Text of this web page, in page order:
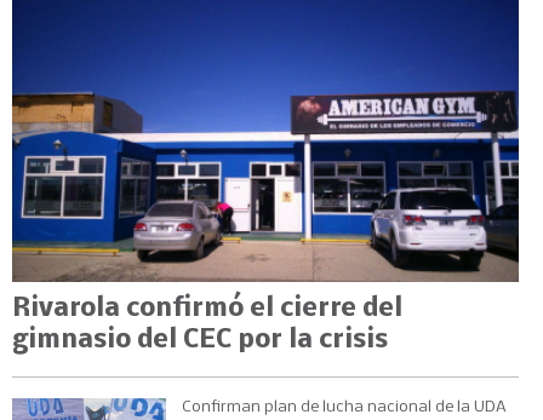
Rivarola confirmó el cierre del
gimnasio del CEC por la crisis
Confirman plan de lucha nacional de la UDA